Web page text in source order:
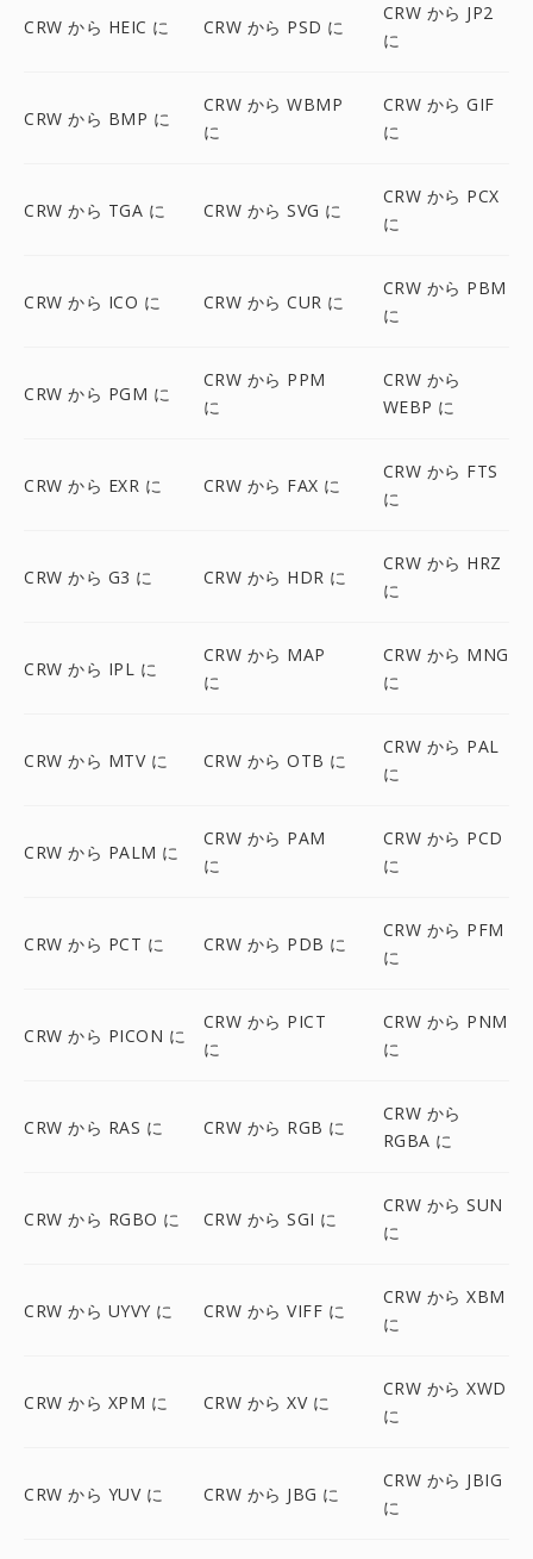
CRW から HEIC に CRW から PSD に
CRW から JP2
に
CRW から BMP に
CRW から WBMP
に
CRW から GIF
に
CRW から TGA に CRW から SVG に
CRW から PCX
に
CRW から ICO に CRW から CUR に
CRW から PBM
に
CRW から PGM に
CRW から PPM
に
CRW から
WEBP に
CRW から EXR に CRW から FAX に
CRW から FTS
に
CRW から G3 に CRW から HDR に
CRW から HRZ
に
CRW から IPL に
CRW から MAP
に
CRW から MNG
に
CRW から MTV に CRW から OTB に
CRW から PAL
に
CRW から PALM に
CRW から PAM
に
CRW から PCD
に
CRW から PCT に CRW から PDB に
CRW から PFM
に
CRW から PICON に
CRW から PICT
に
CRW から PNM
に
CRW から RAS に CRW から RGB に
CRW から
RGBA に
CRW から RGBO に CRW から SGI に
CRW から SUN
に
CRW から UYVY に CRW から VIFF に
CRW から XBM
に
CRW から XPM に CRW から XV に
CRW から XWD
に
CRW から YUV に CRW から JBG に
CRW から JBIG
に